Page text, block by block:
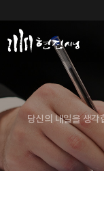
당신의 내일을 생